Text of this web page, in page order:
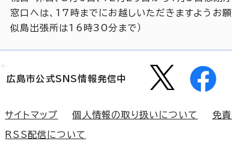
窓口へは、17時までにお越しいただきますようお願
似島出張所は16時30分まで）
広島市公式SNS情報発信中
サイトマップ 個人情報の取り扱いについて 免
RSS配信について